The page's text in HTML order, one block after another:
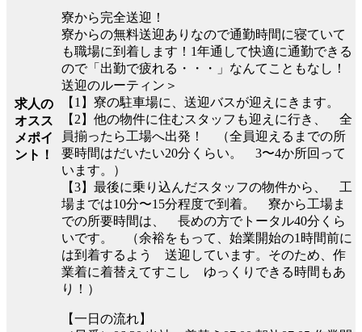
求人の
オスス
メポイ
ント！
寮から完全送迎！
寮からの無料送迎ありなので通勤時間に寝ていて
も職場に到着します！1年通して快適に通勤できる
ので「出勤で疲れる・・・」なんてこともなし！
送迎のルーティン＞
【1】寮の駐車場に、送迎バスが迎えにきます。
【2】他の物件に住むスタッフも迎えに行き、 全
員揃ったら工場へ出発！ （全員迎えるまでの所
要時間はだいたい20分くらい。 3〜4か所回って
います。）
【3】最後に乗り込んだスタッフの物件から、 工
場までは10分〜15分程度で到着。 寮から工場ま
での所要時間は、 長めの方でトータル40分くら
いです。 （余裕をもって、始業開始の1時間前に
は到着するよう 送迎しています。そのため、作
業着に着替えてすこし ゆっくりできる時間もあ
り！）
【一日の流れ】